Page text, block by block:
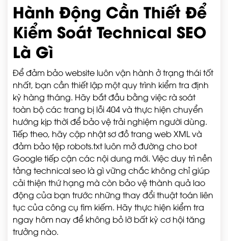
Hành Động Cần Thiết Để
Kiểm Soát Technical SEO
Là Gì
Để đảm bảo website luôn vận hành ở trạng thái tốt
nhất, bạn cần thiết lập một quy trình kiểm tra định
kỳ hàng tháng. Hãy bắt đầu bằng việc rà soát
toàn bộ các trang bị lỗi 404 và thực hiện chuyển
hướng kịp thời để bảo vệ trải nghiệm người dùng.
Tiếp theo, hãy cập nhật sơ đồ trang web XML và
đảm bảo tệp robots.txt luôn mở đường cho bot
Google tiếp cận các nội dung mới. Việc duy trì nền
tảng technical seo là gì vững chắc không chỉ giúp
cải thiện thứ hạng mà còn bảo vệ thành quả lao
động của bạn trước những thay đổi thuật toán liên
tục của công cụ tìm kiếm. Hãy thực hiện kiểm tra
ngay hôm nay để không bỏ lỡ bất kỳ cơ hội tăng
trưởng nào.